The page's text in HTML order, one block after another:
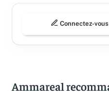
Connectez-
Ammareal